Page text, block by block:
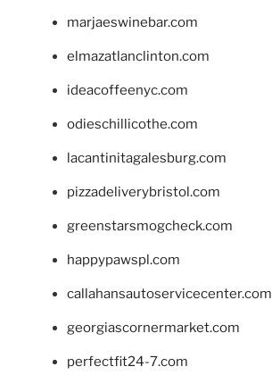
marjaeswinebar.com
elmazatlanclinton.com
ideacoffeenyc.com
odieschillicothe.com
lacantinitagalesburg.com
pizzadeliverybristol.com
greenstarsmogcheck.com
happypawspl.com
callahansautoservicecenter.com
georgiascornermarket.com
perfectfit24-7.com